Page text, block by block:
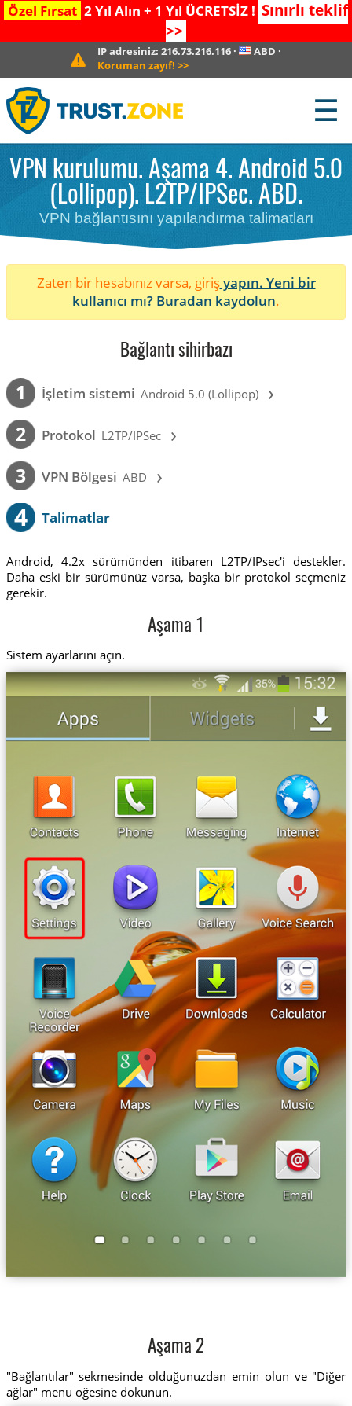
Özel Fırsat 2 Yıl Alın + 1 Yıl ÜCRETSİZ ! Sınırlı teklif
>>
IP adresiniz:216.73.216.116 · ABD ·
Koruman zayıf! >>
☰
VPN kurulumu. Aşama 4. Android 5.0
(Lollipop). L2TP/IPSec. ABD.
VPN bağlantısını yapılandırma talimatları
Zaten bir hesabınız varsa, girişyapın. Yeni bir
kullanıcı mı? Buradan kaydolun.
Bağlantı sihirbazı
1 İşletim sistemi Android 5.0 (Lollipop) ›
2 Protokol L2TP/IPSec ›
3 VPN Bölgesi ABD ›
4 Talimatlar
Android, 4.2x sürümünden itibaren L2TP/IPsec'i destekler.
Daha eski bir sürümünüz varsa, başka bir protokol seçmeniz
gerekir.
Aşama 1
Sistem ayarlarını açın.
Aşama 2
"Bağlantılar" sekmesinde olduğunuzdan emin olun ve "Diğer
ağlar" menü öğesine dokunun.